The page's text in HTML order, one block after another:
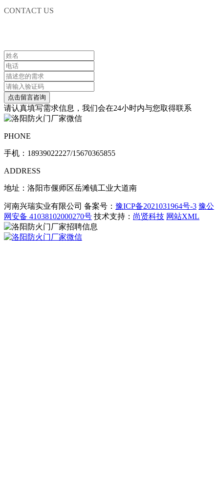
CONTACT US
请认真填写需求信息，我们会在24小时内与您取得联系
PHONE
手机： 18939022227/15670365855
ADDRESS
地址：洛阳市偃师区岳滩镇工业大道南
河南兴瑞实业有限公司 备案号： 豫ICP备2021031964号-3 豫公
网安备 41038102000270号 技术支持： 尚贤科技 网站XML